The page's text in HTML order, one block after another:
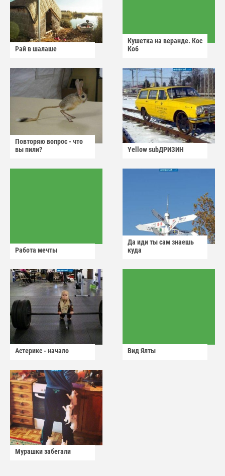
Рай в шалаше
Кушетка на веранде. Кос
Коб
Повторяю вопрос - что
вы пили?
Yellow subДРИЗИН
Работа мечты
Да иди ты сам знаешь
куда
Астерикс - начало Вид Ялты
Мурашки забегали